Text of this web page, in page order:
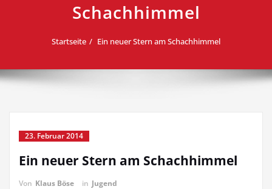
Schachhimmel
Startseite Ein neuer Stern am Schachhimmel
23. Februar 2014
Ein neuer Stern am Schachhimmel
Von Klaus Böse in Jugend